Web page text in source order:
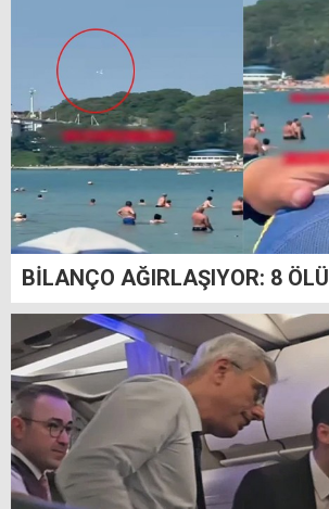
BİLANÇO AĞIRLAŞIYOR: 8 ÖLÜ